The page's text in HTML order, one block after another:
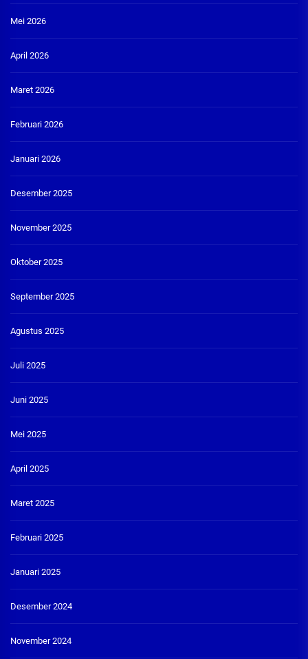
Mei 2026
April 2026
Maret 2026
Februari 2026
Januari 2026
Desember 2025
November 2025
Oktober 2025
September 2025
Agustus 2025
Juli 2025
Juni 2025
Mei 2025
April 2025
Maret 2025
Februari 2025
Januari 2025
Desember 2024
November 2024